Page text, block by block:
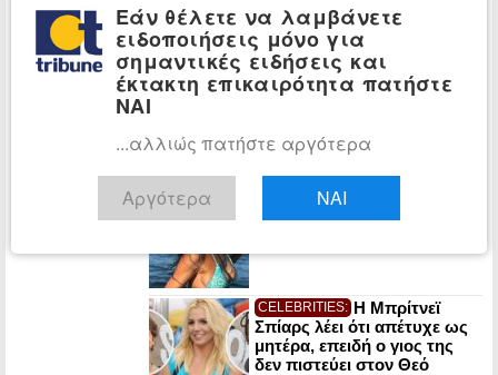
Αττική και άλλες πέντε
περιοχές της χώρας την
Κυριακή
ΕΛΛΑΔΑ: Τραγωδία στην
CELEBRITIES:
Μαρία Σολωμού με γαλάζιο
CELEBRITIES: Η Μπρίτνεϊ
Σπίαρς λέει ότι απέτυχε ως
μητέρα, επειδή ο γιος της
δεν πιστεύει στον Θεό
Εάν θέλετε να λαμβάνετε
ειδοποιήσεις μόνο για
σημαντικές ειδήσεις και
έκτακτη επικαιρότητα πατήστε
ΝΑΙ
...αλλιώς πατήστε αργότερα
Αργότερα ΝΑΙ